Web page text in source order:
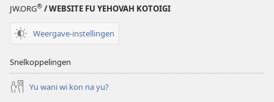
JW.ORG® / WEBSITE FU YEHOVAH KOTOIGI
Weergave-instellingen
Snelkoppelingen
Yu wani wi kon na yu?